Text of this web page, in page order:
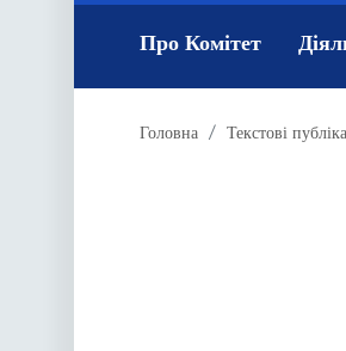
Про Комітет
Головна Текстові